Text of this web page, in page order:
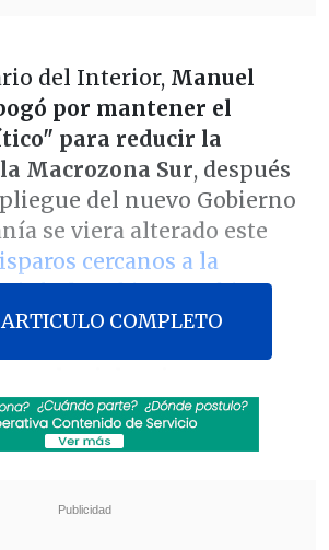
del Interior, Manuel
por mantener el
para reducir la
Macrozona Sur, después
del nuevo Gobierno
se viera alterado este
cercanos a la
jefa de gabinete, Izkia
se puede retirar el
, no se puede retirar el
de fondo
COMPLETO